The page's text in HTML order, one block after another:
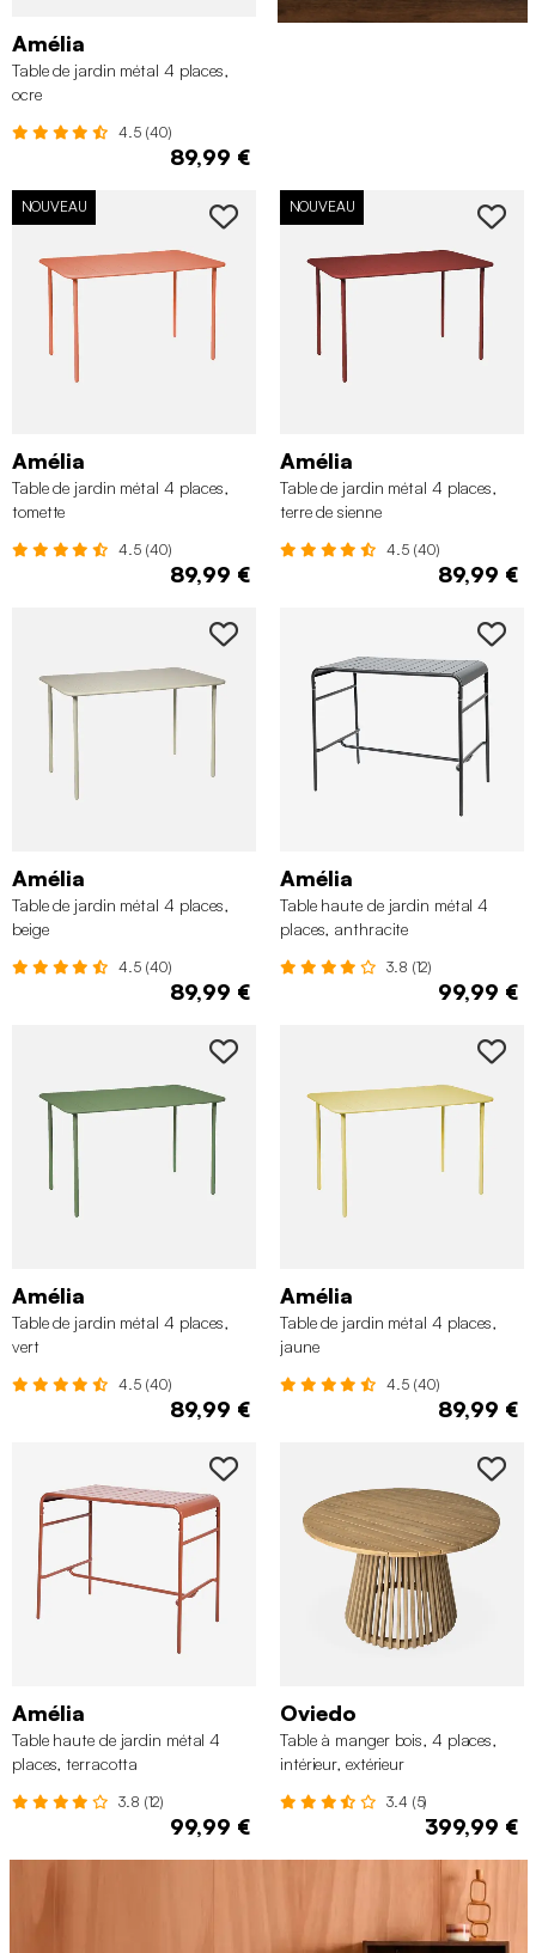
Amélia
Table de jardin métal 4 places,
ocre
4.5 (40)
89,99 €
NOUVEAU
Amélia
Table de jardin métal 4 places,
tomette
4.5 (40)
89,99 €
NOUVEAU
Amélia
Table de jardin métal 4 places,
terre de sienne
4.5 (40)
89,99 €
Amélia
Table de jardin métal 4 places,
beige
4.5 (40)
89,99 €
Amélia
Table haute de jardin métal 4
places, anthracite
3.8 (12)
99,99 €
Amélia
Table de jardin métal 4 places,
vert
4.5 (40)
89,99 €
Amélia
Table de jardin métal 4 places,
jaune
4.5 (40)
89,99 €
Amélia
Table haute de jardin métal 4
places, terracotta
3.8 (12)
99,99 €
Oviedo
Table à manger bois, 4 places,
intérieur, extérieur
3.4 (5)
399,99 €